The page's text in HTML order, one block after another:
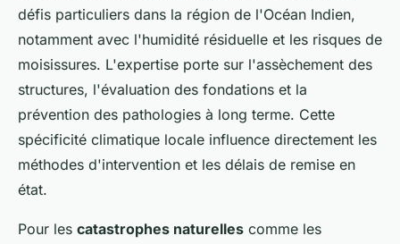
défis particuliers dans la région de l'Océan Indien,
notamment avec l'humidité résiduelle et les risques de
moisissures. L'expertise porte sur l'assèchement des
structures, l'évaluation des fondations et la
prévention des pathologies à long terme. Cette
spécificité climatique locale influence directement les
méthodes d'intervention et les délais de remise en
état.
Pour les catastrophes naturelles comme les